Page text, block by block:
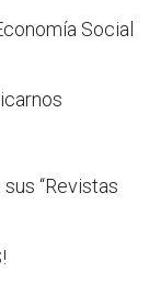
Social
“Revistas